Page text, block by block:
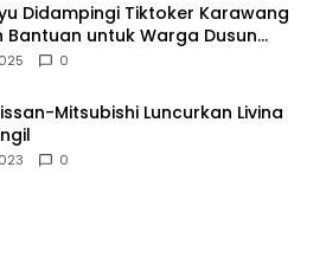
Didampingi Tiktoker Karawang
Bantuan untuk Warga Dusun
Karangligar
0
Mitsubishi Luncurkan Livina
0